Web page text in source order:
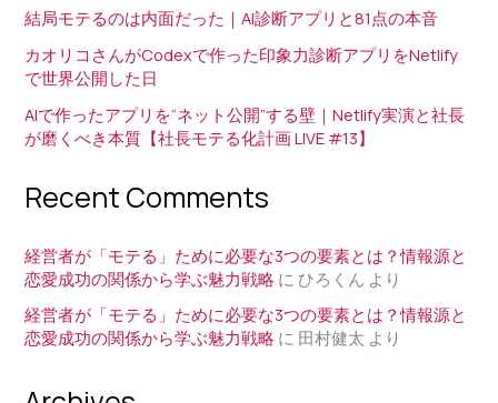
出
版
後
リ
と
｜
長
モ
結局モテるのは内面だった｜AI診断アプリと81点の本音
カオリコさんがCodexで作った印象力診断アプリをNetlify
で世界公開した日
AIで作ったアプリを“ネット公開”する壁｜Netlify実演と社長
が磨くべき本質【社長モテる化計画 LIVE #13】
Recent Comments
経営者が「モテる」ために必要な3つの要素とは？情報源と
恋愛成功の関係から学ぶ魅力戦略 にひろくん より
経営者が「モテる」ために必要な3つの要素とは？情報源と
恋愛成功の関係から学ぶ魅力戦略 に 田村健太 より